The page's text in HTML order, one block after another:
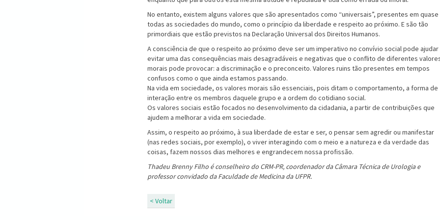
No entanto, existem alguns valores que são apresentados como “universais”, presentes em quase
todas as sociedades do mundo, como o princípio da liberdade e respeito ao próximo. E são tão
primordiais que estão previstos na Declaração Universal dos Direitos Humanos.
A consciência de que o respeito ao próximo deve ser um imperativo no convívio social pode ajudar
evitar uma das consequências mais desagradáveis e negativas que o conflito de diferentes
morais pode provocar: a discriminação e o preconceito. Valores ruins tão presentes em tempos
confusos como o que ainda estamos passando.
Na vida em sociedade, os valores morais são essenciais, pois ditam o comportamento, a forma de
interação entre os membros daquele grupo e a ordem do cotidiano social.
Os valores sociais estão focados no desenvolvimento da cidadania, a partir de contribuições que
ajudem a melhorar a vida em sociedade.
Assim, o respeito ao próximo, à sua liberdade de estar e ser, o pensar sem agredir ou manifestar
(nas redes sociais, por exemplo), o viver interagindo com o meio e a natureza e da verdade das
coisas, fazem nossos dias melhores e engrandecem nossa profissão.
Thadeu Brenny Filho é conselheiro do CRM-PR, coordenador da Câmara Técnica de Urologia e
professor convidado da Faculdade de Medicina da UFPR.
< Voltar